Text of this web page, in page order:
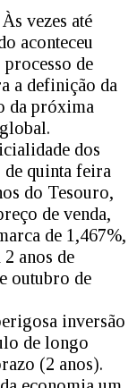
vezes até
aconteceu
de
a definição da
da próxima
dos
de quinta feira
do Tesouro,
de venda,
de 1,467%,
anos de
outubro de
inversão
de longo
(2 anos).